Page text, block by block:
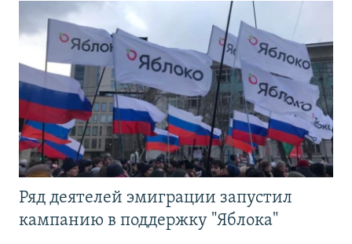
Ряд деятелей эмиграции запустил
кампанию в поддержку "Яблока"